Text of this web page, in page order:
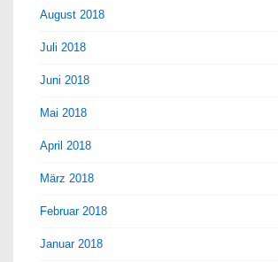
August 2018
Juli 2018
Juni 2018
Mai 2018
April 2018
März 2018
Februar 2018
Januar 2018